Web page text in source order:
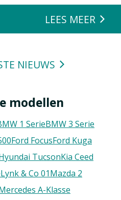
LEES MEER
NIEUWS
modellen
1 SerieBMW 3 Serie
Ford FocusFord Kuga
TucsonKia Ceed
Lynk & Co 01Mazda 2
A-Klasse